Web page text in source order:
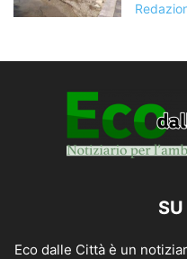
Eco dalle Città è un